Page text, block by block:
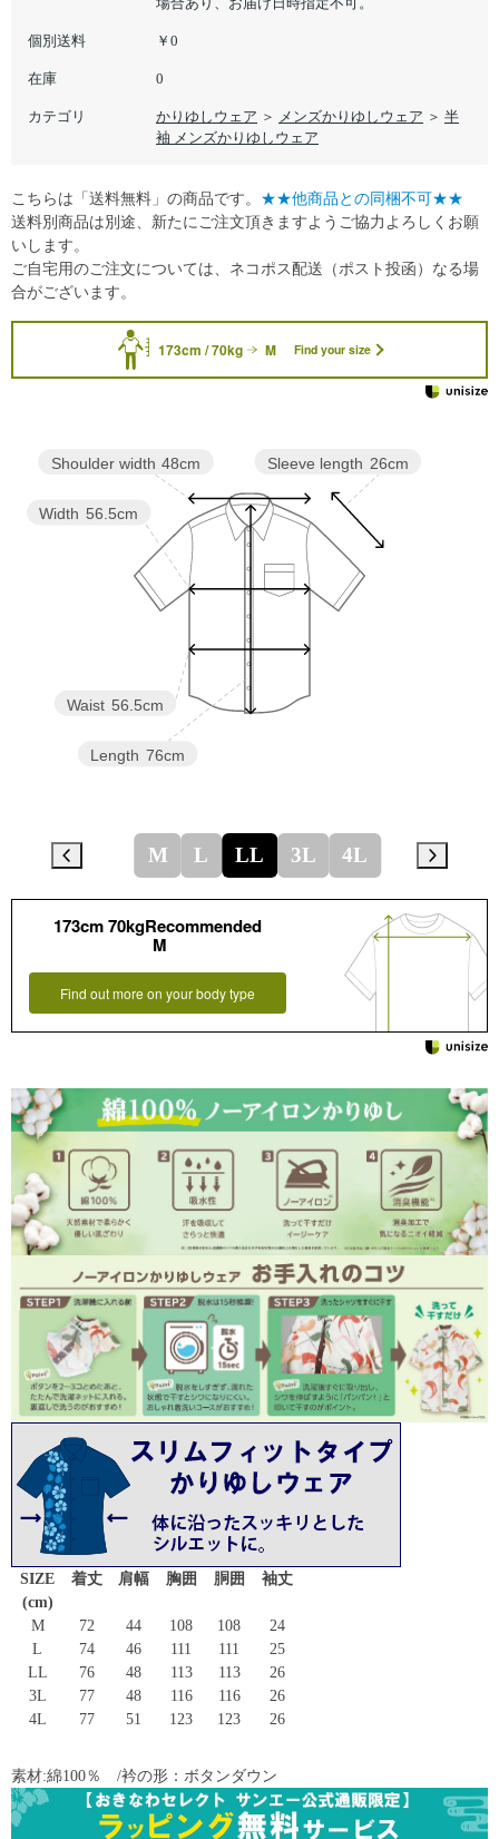
個別送料 ￥0
在庫 0
カテゴリ かりゆしウェア ＞ メンズかりゆしウェア ＞ 半
袖 メンズかりゆしウェア
173cm / 70kg M Find your size
Sleeve length 26cm
Length 76cm
Waist 56.5cm
Width 56.5cm
Shoulder width 48cm
M L LL 3L 4L
173cm 70kgRecommended
M
Find out more on your body type
SIZE
(cm)
着丈 肩幅 胸囲 胴囲 袖丈
M 72 44 108 108
24
L
74 46 111 111
25
LL
76 48 113 113
26
3L
77 48 116 116
26
4L
77 51 123 123 26
素材:綿100％ /衿の形：ボタンダウン
こちらは「送料無料」の商品です。 ★★他商品との同梱不可★★
送料別商品は別途、新たにご注文頂きますようご協力よろしくお願
いします。
ご自宅用のご注文については、ネコポス配送（ポスト投函）なる場
合がございます。